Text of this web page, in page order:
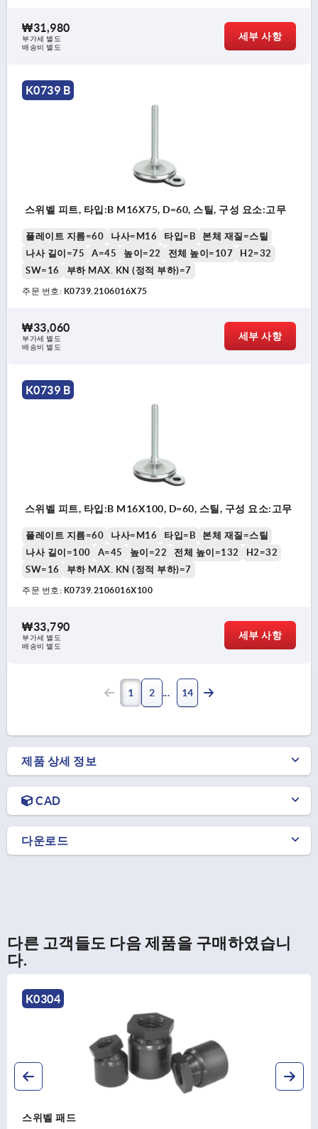
₩31,980
부가세 별도
배송비 별도
세부 사항
K0739 B
스위벨 피트, 타입:B M16X75, D=60, 스틸, 구성 요소:고무
플레이트 지름=60 나사=M16 타입=B
본체 재질=스틸
나사 길이=75
A=45 높이=22 전체 높이=107
H2=32
SW=16
부하 MAX. KN (정적 부하)=7
주문 번호: K0739.2106016X75
₩33,060
부가세 별도
배송비 별도
세부 사항
K0739 B
스위벨 피트, 타입:B M16X100, D=60, 스틸, 구성 요소:고무
플레이트 지름=60 나사=M16 타입=B
본체 재질=스틸
나사 길이=100
A=45 높이=22 전체 높이=132
H2=32
SW=16
부하 MAX. KN (정적 부하)=7
주문 번호: K0739.2106016X100
₩33,790
부가세 별도
배송비 별도
세부 사항
1 2 14
제품 상세 정보
CAD
다운로드
다른 고객들도 다음 제품을 구매하였습니
다.
K0304
스위벨 패드